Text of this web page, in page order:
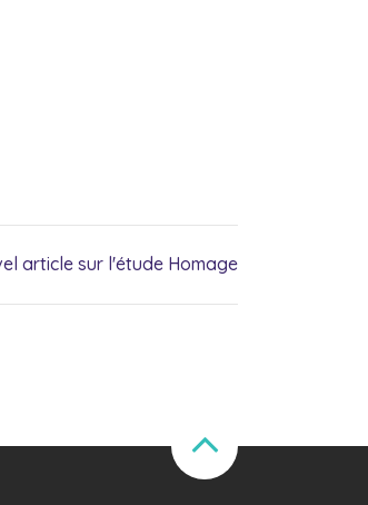
article sur l'étude Homage